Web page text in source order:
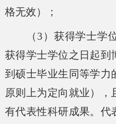
格无效）；
（ 3）获得学士学
获得学士学位之日起到
到硕士毕业生同等学力
原则上为定向就业）
有代表性科研成果。代